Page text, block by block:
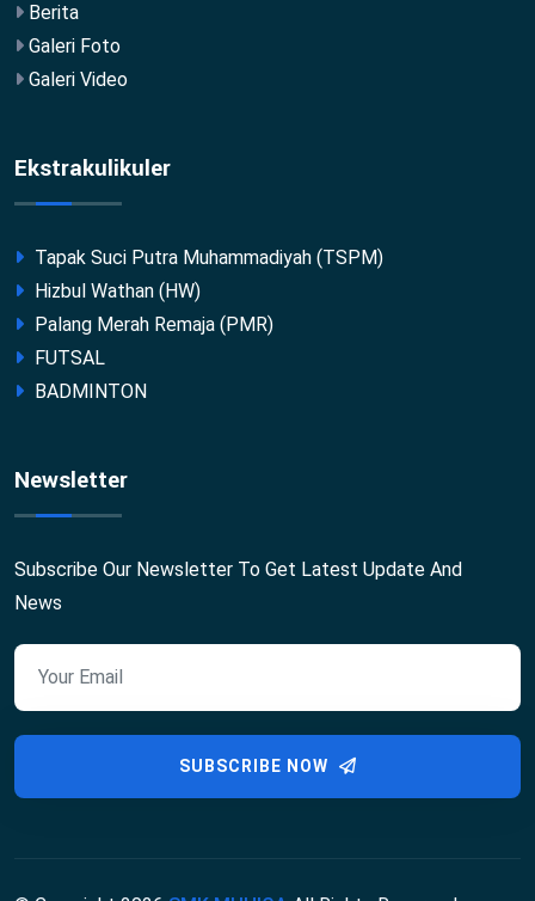
Berita
Galeri Foto
Galeri Video
Ekstrakulikuler
Tapak Suci Putra Muhammadiyah (TSPM)
Hizbul Wathan (HW)
Palang Merah Remaja (PMR)
FUTSAL
BADMINTON
Newsletter
Subscribe Our Newsletter To Get Latest Update And
News
SUBSCRIBE NOW